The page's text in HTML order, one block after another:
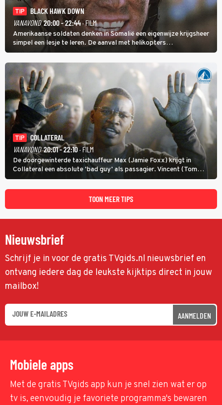
TIP
BLACK HAWK DOWN
VANAVOND 20:00 - 22:44· FILM
Amerikaanse soldaten denken in Somalië een eigenwijze krijgsheer
simpel een lesje te leren. De aanval met helikopters
verloopt in Black Hawk down dramatisch.
TIP
COLLATERAL
VANAVOND 20:01 - 22:10· FILM
De doorgewinterde taxichauffeur Max (Jamie Foxx) krijgt in
Collateral een absolute ‘bad guy’ als passagier. Vincent (Tom
Cruise) heeft hem nodig om hem de stad door te loodsen om een
wel heel lugubere reden.
TOON MEER TIPS
Nieuwsbrief
Schrijf je in voor de gratis TVgids.nl nieuwsbrief en
ontvang iedere dag de leukste kijktips direct in jouw
mailbox!
AANMELDEN
Mobiele apps
Met de gratis TVgids app kun je snel zien wat er op
tv is, eenvoudig je favoriete programma's bewaren